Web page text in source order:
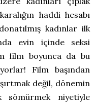
haddi hesabı
kadınlar ilk
evin içinde seksi
film boyunca da bu
Film başından
değil, dönemin
sömürmek niyetiyle